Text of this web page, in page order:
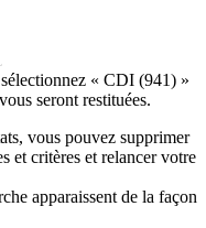
« CDI (941) »
seront restituées.
vous pouvez supprimer
et critères et relancer votre
apparaissent de la façon